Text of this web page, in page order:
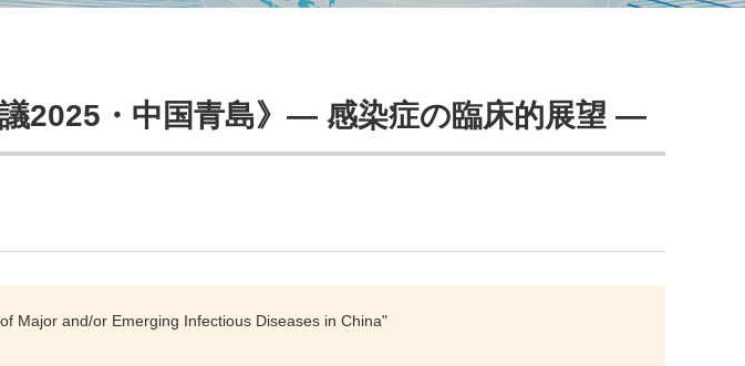
2025・中国青島》― 感染症の臨床的展望 ―
Major and/or Emerging Infectious Diseases in China"